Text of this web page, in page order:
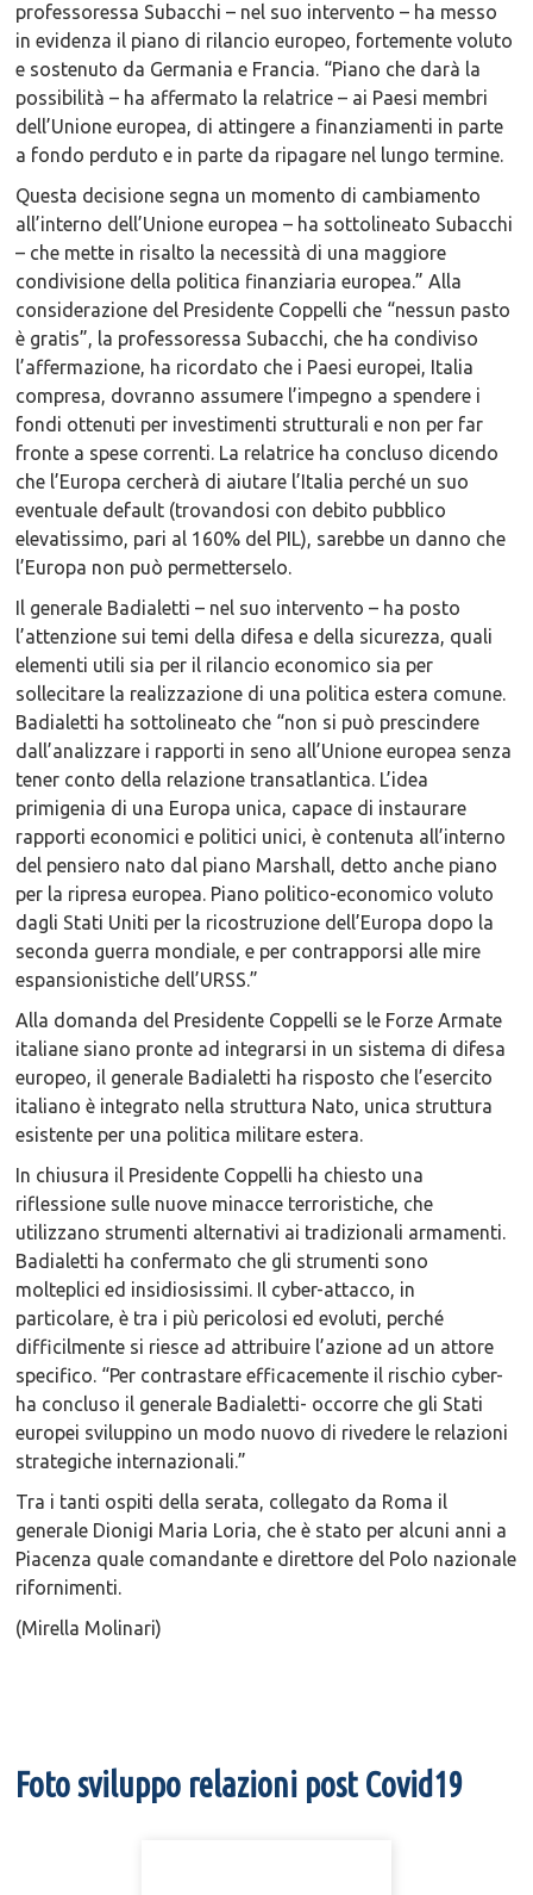
professoressa Subacchi – nel suo intervento – ha messo
in evidenza il piano di rilancio europeo, fortemente voluto
e sostenuto da Germania e Francia. “Piano che darà la
possibilità – ha affermato la relatrice – ai Paesi membri
dell’Unione europea, di attingere a finanziamenti in parte
a fondo perduto e in parte da ripagare nel lungo termine.
Questa decisione segna un momento di cambiamento
all’interno dell’Unione europea – ha sottolineato Subacchi
– che mette in risalto la necessità di una maggiore
condivisione della politica finanziaria europea.” Alla
considerazione del Presidente Coppelli che “nessun pasto
è gratis”, la professoressa Subacchi, che ha condiviso
l’affermazione, ha ricordato che i Paesi europei, Italia
compresa, dovranno assumere l’impegno a spendere i
fondi ottenuti per investimenti strutturali e non per far
fronte a spese correnti. La relatrice ha concluso dicendo
che l’Europa cercherà di aiutare l’Italia perché un suo
eventuale default (trovandosi con debito pubblico
elevatissimo, pari al 160% del PIL), sarebbe un danno che
l’Europa non può permetterselo.
Il generale Badialetti – nel suo intervento – ha posto
l’attenzione sui temi della difesa e della sicurezza, quali
elementi utili sia per il rilancio economico sia per
sollecitare la realizzazione di una politica estera comune.
Badialetti ha sottolineato che “non si può prescindere
dall’analizzare i rapporti in seno all’Unione europea senza
tener conto della relazione transatlantica. L’idea
primigenia di una Europa unica, capace di instaurare
rapporti economici e politici unici, è contenuta all’interno
del pensiero nato dal piano Marshall, detto anche piano
per la ripresa europea. Piano politico-economico voluto
dagli Stati Uniti per la ricostruzione dell’Europa dopo la
seconda guerra mondiale, e per contrapporsi alle mire
espansionistiche dell’URSS.”
Alla domanda del Presidente Coppelli se le Forze Armate
italiane siano pronte ad integrarsi in un sistema di difesa
europeo, il generale Badialetti ha risposto che l’esercito
italiano è integrato nella struttura Nato, unica struttura
esistente per una politica militare estera.
In chiusura il Presidente Coppelli ha chiesto una
riflessione sulle nuove minacce terroristiche, che
utilizzano strumenti alternativi ai tradizionali armamenti.
Badialetti ha confermato che gli strumenti sono
molteplici ed insidiosissimi. Il cyber-attacco, in
particolare, è tra i più pericolosi ed evoluti, perché
difficilmente si riesce ad attribuire l’azione ad un attore
specifico. “Per contrastare efficacemente il rischio cyber-
ha concluso il generale Badialetti- occorre che gli Stati
europei sviluppino un modo nuovo di rivedere le relazioni
strategiche internazionali.”
Tra i tanti ospiti della serata, collegato da Roma il
generale Dionigi Maria Loria, che è stato per alcuni anni a
Piacenza quale comandante e direttore del Polo nazionale
rifornimenti.
(Mirella Molinari)
Foto sviluppo relazioni post Covid19